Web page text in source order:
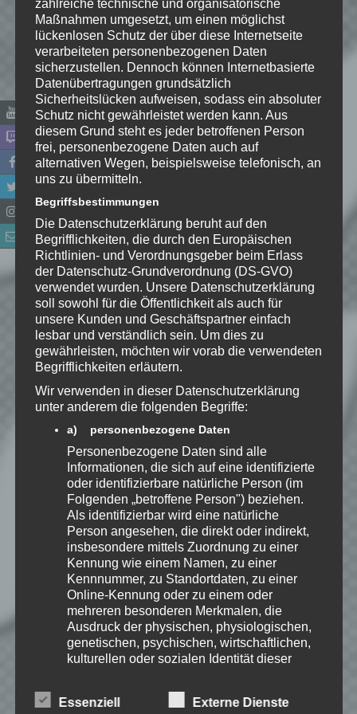
Name*
E-Mail-Adresse
Website
*Ich habe die
Datenschutzerklärungzur
Kenntnis genommen. Ich stimme
zu, dass meine Angaben dauerhaft
gespeichert werden.
Benachrichtige mich über
nachfolgende Kommentare via E-
Benachrichtige mich über neue
Beiträge via E-Mail.
EmKa
Ich bin leidenschaftlicher
Gamer und schaue mir
eigentlich alles Neue an.
Jedes Spiel hat seine faire
jemandem das Hobby Videospielen näher
bringen kann.
zahlreiche technische und organisatorische
Maßnahmen umgesetzt, um einen möglichst
lückenlosen Schutz der über diese Internetseite
verarbeiteten personenbezogenen Daten
sicherzustellen. Dennoch können Internetbasierte
Datenübertragungen grundsätzlich
Sicherheitslücken aufweisen, sodass ein absoluter
Schutz nicht gewährleistet werden kann. Aus
diesem Grund steht es jeder betroffenen Person
frei, personenbezogene Daten auch auf
alternativen Wegen, beispielsweise telefonisch, an
uns zu übermitteln.
Begriffsbestimmungen
Die Datenschutzerklärung beruht auf den
Begrifflichkeiten, die durch den Europäischen
Richtlinien- und Verordnungsgeber beim Erlass
der Datenschutz-Grundverordnung (DS-GVO)
verwendet wurden. Unsere Datenschutzerklärung
soll sowohl für die Öffentlichkeit als auch für
unsere Kunden und Geschäftspartner einfach
lesbar und verständlich sein. Um dies zu
gewährleisten, möchten wir vorab die verwendeten
Begrifflichkeiten erläutern.
Wir verwenden in dieser Datenschutzerklärung
unter anderem die folgenden Begriffe:
a) personenbezogene Daten
Personenbezogene Daten sind alle
Informationen, die sich auf eine identifizierte
oder identifizierbare natürliche Person (im
Folgenden „betroffene Person") beziehen.
Als identifizierbar wird eine natürliche
Person angesehen, die direkt oder indirekt,
insbesondere mittels Zuordnung zu einer
Kennung wie einem Namen, zu einer
Kennnummer, zu Standortdaten, zu einer
Online-Kennung oder zu einem oder
mehreren besonderen Merkmalen, die
Ausdruck der physischen, physiologischen,
genetischen, psychischen, wirtschaftlichen,
kulturellen oder sozialen Identität dieser
Essenziell Externe Dienste